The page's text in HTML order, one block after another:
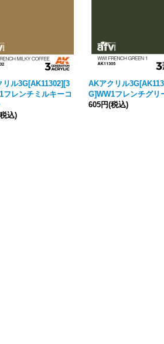
リル3G[AK11302][3
フレンチミルキーコ
込)
AKアクリル
G]WW1フレンチグリ
605円(税込)